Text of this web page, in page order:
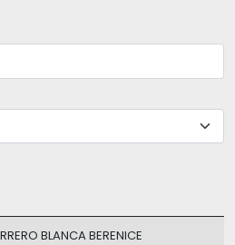
BLANCA BERENICE